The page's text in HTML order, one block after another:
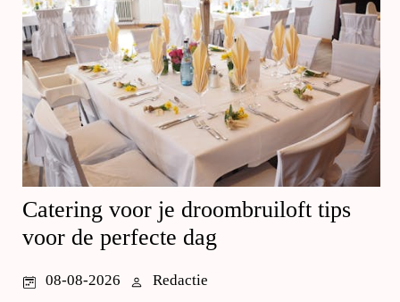
Catering voor je droombruiloft tips
voor de perfecte dag
08-08-2026 Redactie